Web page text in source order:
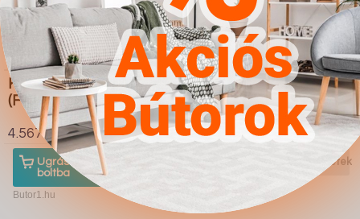
Komód Charlotte 143
(Fehér Fényes fehér)
4.567Ft
Ugrás a
boltba
Butor1.hu
Étkezőgarnitúra Dallas
1805 (Fehér
Világosszürke)
4.567Ft
Részletek